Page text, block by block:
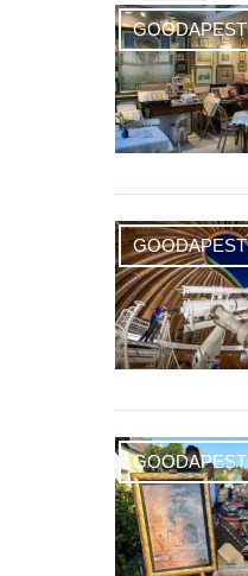
GOODAPEST
GOODAPEST
GOODAPEST